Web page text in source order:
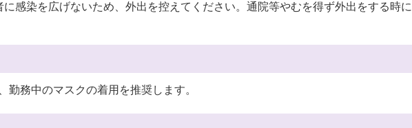
感染を広げないため、外出を控えてください。通院等やむを得ず外出をする時に
務中のマスクの着用を推奨します。